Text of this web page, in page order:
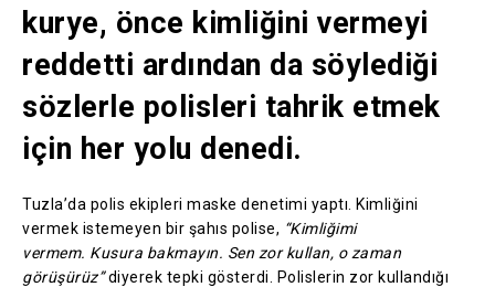
kurye, önce kimliğini vermeyi
reddetti ardından da söylediği
sözlerle polisleri tahrik etmek
için her yolu denedi.
Tuzla’da polis ekipleri maske denetimi yaptı. Kimliğini
vermek istemeyen bir şahıs polise, “Kimliğimi
vermem. Kusura bakmayın. Sen zor kullan, o zaman
görüşürüz”diyerek tepki gösterdi. Polislerin zor kullandığı